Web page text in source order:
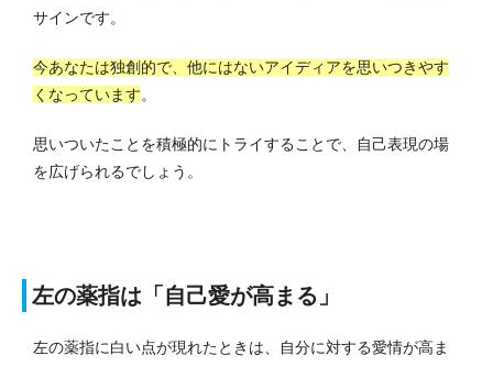
サインです。
今あなたは独創的で、他にはないアイディアを思いつきやす
くなっています。
思いついたことを積極的にトライすることで、自己表現の場
を広げられるでしょう。
左の薬指は「自己愛が高まる」
左の薬指に白い点が現れたときは、自分に対する愛情が高ま